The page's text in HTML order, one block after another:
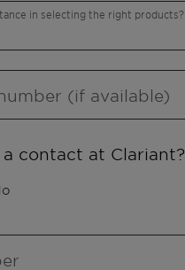
in selecting the right products?
(if available)
a contact at Clariant?